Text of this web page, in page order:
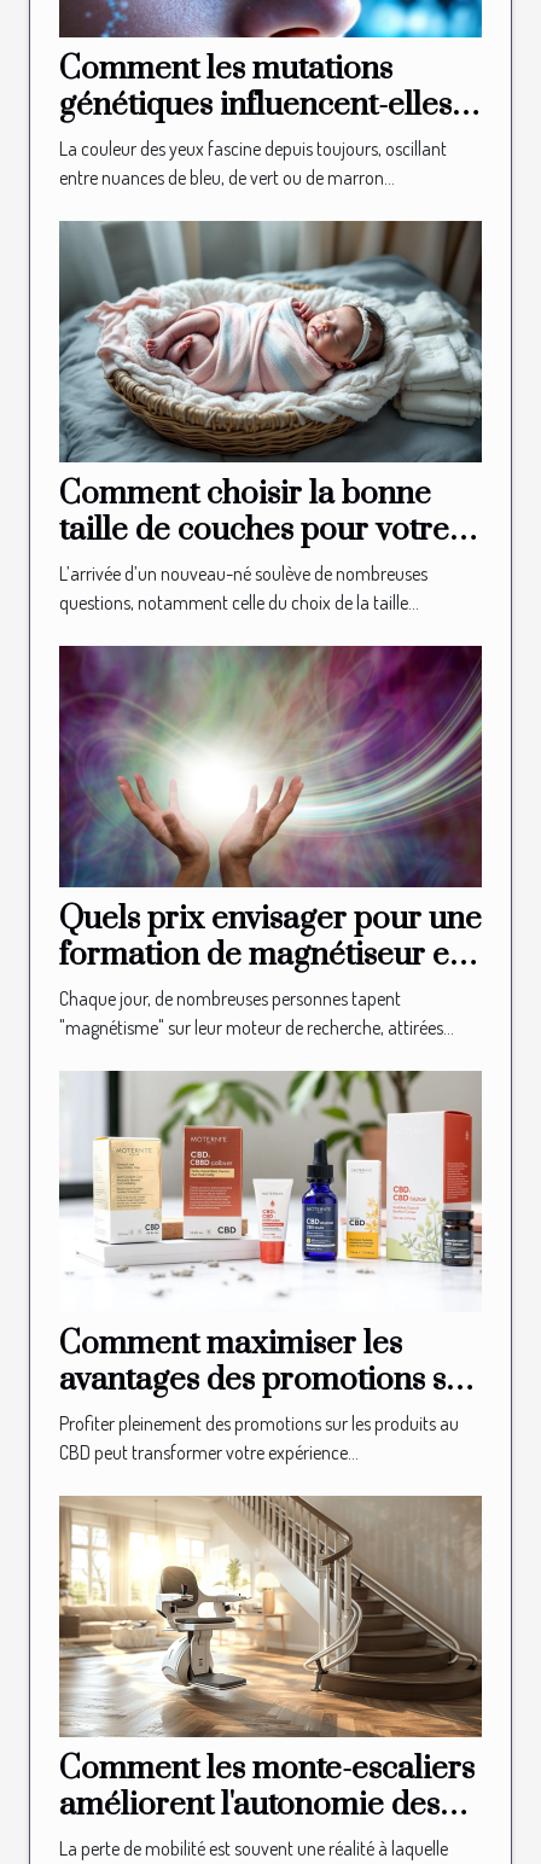
Comment les mutations
génétiques influencent-elles
la couleur des yeux ?
La couleur des yeux fascine depuis toujours, oscillant
entre nuances de bleu, de vert ou de marron...
Comment choisir la bonne
taille de couches pour votre
nouveau-né?
L’arrivée d’un nouveau-né soulève de nombreuses
questions, notamment celle du choix de la taille...
Quels prix envisager pour une
formation de magnétiseur en
ligne ?
Chaque jour, de nombreuses personnes tapent
"magnétisme" sur leur moteur de recherche, attirées...
Comment maximiser les
avantages des promotions sur
les produits au CBD ?
Profiter pleinement des promotions sur les produits au
CBD peut transformer votre expérience...
Comment les monte-escaliers
améliorent l'autonomie des
seniors
La perte de mobilité est souvent une réalité à laquelle